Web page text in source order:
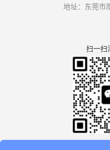
地址：东莞市
扫一扫